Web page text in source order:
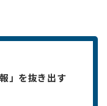
」を抜き出す